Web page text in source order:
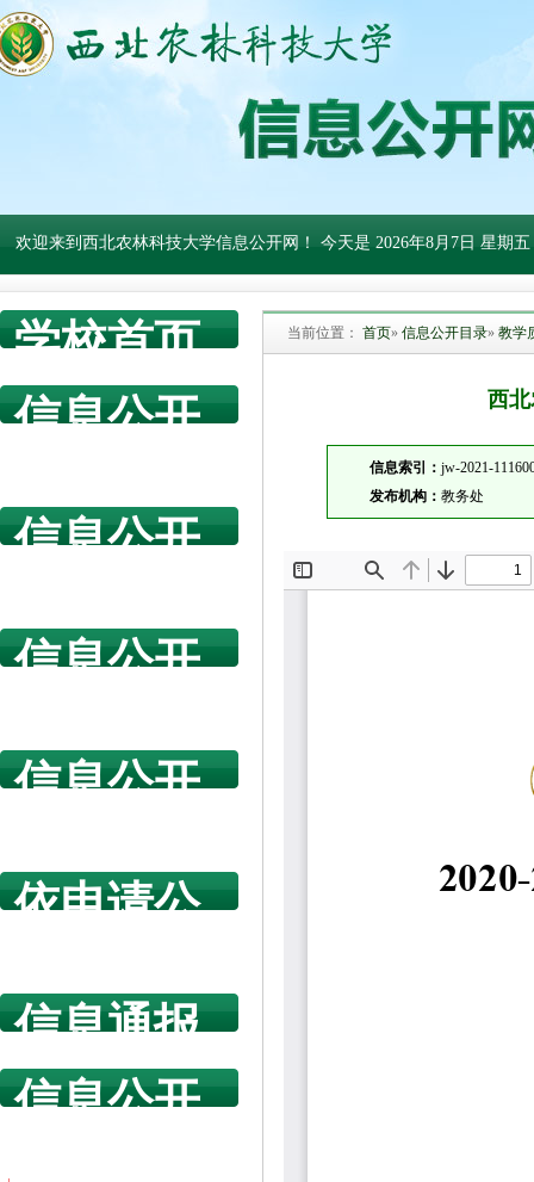
欢迎来到西北农林科技大学信息公开网！ 今天是 2026年8月7日 星期五
学校首页
信息公开
信息公开
信息公开
信息公开
依申请公
信息通报
信息公开
当前位置： 首页» 信息公开目录» 教学
西
信息索引：jw-2021-
发布机构：教务处